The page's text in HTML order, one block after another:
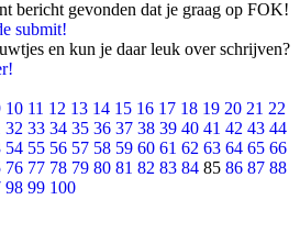
bericht gevonden dat je graag op FOK!
submit!
en kun je daar leuk over schrijven?
10 11 12 13 14 15 16 17 18 19 20 21 22
32 33 34 35 36 37 38 39 40 41 42 43 44
54 55 56 57 58 59 60 61 62 63 64 65 66
76 77 78 79 80 81 82 83 84 85 86 87 88
98 99 100